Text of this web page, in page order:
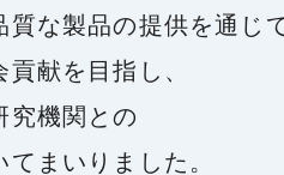
な製品の提供を通じて
献を目指し、
究機関との
まいりました。